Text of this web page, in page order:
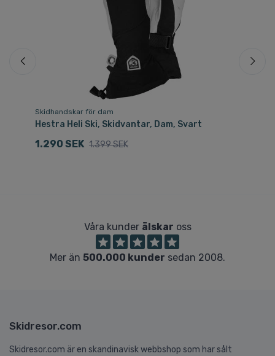
Skidhandskar för dam
Hestra Heli Ski, Skidvantar, Dam, Svart
1.290 SEK 1.399 SEK
Våra kunder älskar oss
Mer än 500.000 kunder sedan 2008.
Skidresor.com
Skidresor.com är en skandinavisk webbshop som har sålt